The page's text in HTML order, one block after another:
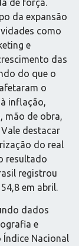
de força.
da expansão
como
e
das
do que o
o
inflação,
mão de obra,
destacar
do real
resultado
registrou
em abril.
dados
e
Índice Nacional